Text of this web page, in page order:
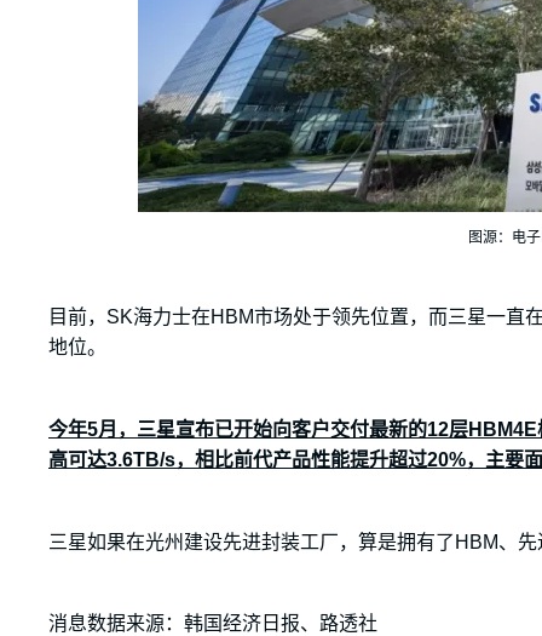
图源：电
目前，SK海力士在HBM市场处于领先位置，而三星一直
地位。
今年5月，三星宣布已开始向客户交付最新的12层
高可达3.6TB/s，相比前代产品性能提升超过20%，主要
三星如果在光州建设先进封装工厂，算是拥有了HBM、
消息数据来源：韩国经济日报、路透社